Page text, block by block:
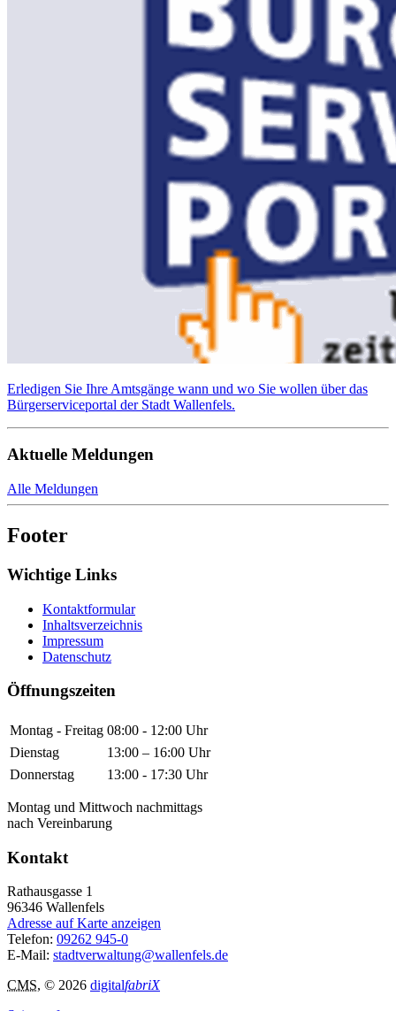
Erledigen Sie Ihre Amtsgänge wann und wo Sie wollen über das
Bürgerserviceportal der Stadt Wallenfels.
Aktuelle Meldungen
Alle Meldungen
Footer
Wichtige Links
Kontaktformular
Inhaltsverzeichnis
Impressum
Datenschutz
Öffnungszeiten
Montag - Freitag 08:00 - 12:00 Uhr
Dienstag
13:00 – 16:00 Uhr
Donnerstag
13:00 - 17:30 Uhr
Montag und Mittwoch nachmittags
nach Vereinbarung
Kontakt
Rathausgasse 1
96346 Wallenfels
Adresse auf Karte anzeigen
Telefon: 09262 945-0
E-Mail: stadtverwaltung@wallenfels.de
CMS, © 2026 digitalfabriX